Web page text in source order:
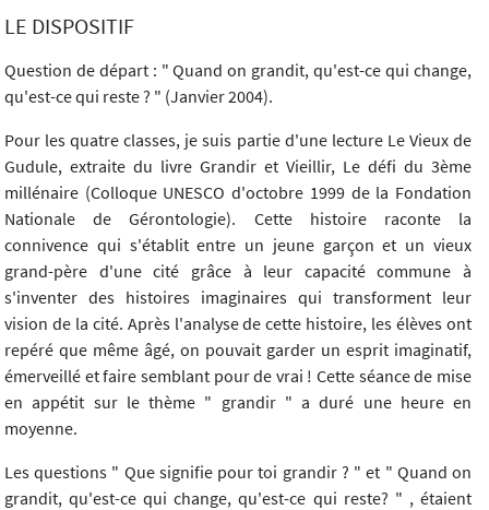
LE DISPOSITIF
Question de départ : " Quand on grandit, qu'est-ce qui change,
qu'est-ce qui reste ? " (Janvier 2004).
Pour les quatre classes, je suis partie d'une lecture Le Vieux de
Gudule, extraite du livre Grandir et Vieillir, Le défi du 3ème
millénaire (Colloque UNESCO d'octobre 1999 de la Fondation
Nationale de Gérontologie). Cette histoire raconte la
connivence qui s'établit entre un jeune garçon et un vieux
grand-père d'une cité grâce à leur capacité commune à
s'inventer des histoires imaginaires qui transforment leur
vision de la cité. Après l'analyse de cette histoire, les élèves ont
repéré que même âgé, on pouvait garder un esprit imaginatif,
émerveillé et faire semblant pour de vrai ! Cette séance de mise
en appétit sur le thème " grandir " a duré une heure en
moyenne.
Les questions " Que signifie pour toi grandir ? " et " Quand on
grandit, qu'est-ce qui change, qu'est-ce qui reste? " , étaient